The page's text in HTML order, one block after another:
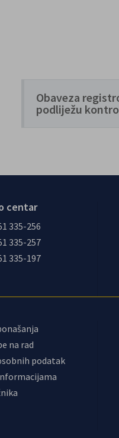
Obaveza
podliježu
centar
335-256
335-257
335-197
na rad
podatak